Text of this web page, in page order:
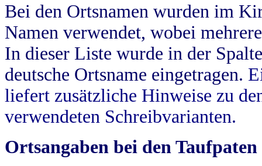
Bei den Ortsnamen wurden im
Namen verwendet, wobei
In dieser Liste wurde in der
deutsche Ortsname eingetragen.
liefert zusätzliche Hinweise zu
verwendeten Schreibvarianten.
Ortsangaben bei den Taufpaten